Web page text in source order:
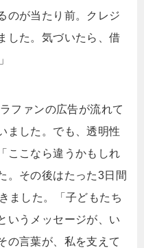
のが当たり前。クレジ
した。気づいたら、借
ファンの広告が流れて
ました。でも、透明性
ここなら違うかもしれ
。その後はたった3日間
ました。「子どもたち
いうメッセージが、い
の言葉が、私を支えて